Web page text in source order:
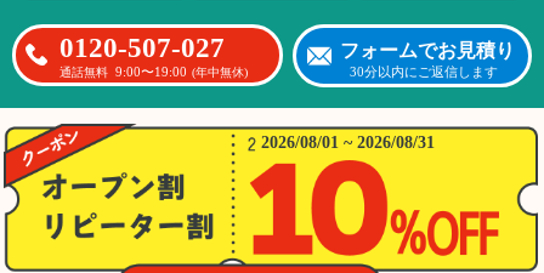
0120-507-027
通話無料 9:00〜19:00 (年中無休)
フォームでお見積り
30分以内にご返信します
2026/08/01 ~ 2026/08/31